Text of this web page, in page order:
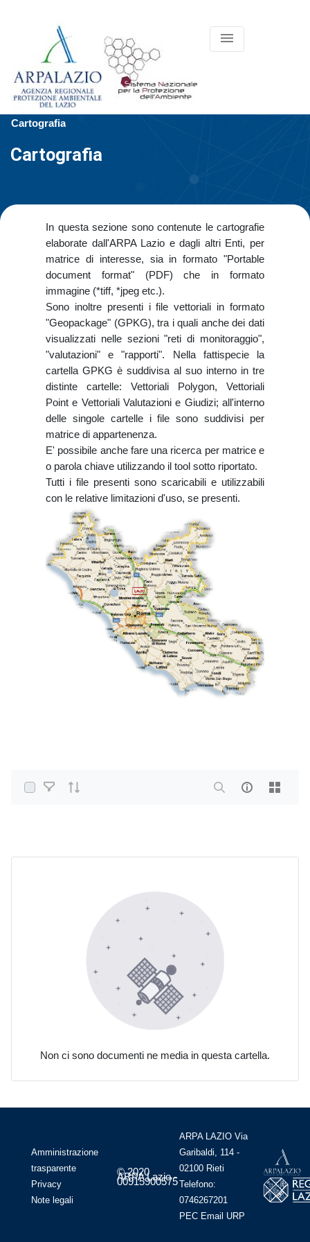
menu
Cartografia
Cartografia
In questa sezione sono contenute le cartografie
elaborate dall'ARPA Lazio e dagli altri Enti, per
matrice di interesse, sia in formato "Portable
document format" (PDF) che in formato
immagine (*tiff, *jpeg etc.).
Sono inoltre presenti i file vettoriali in formato
"Geopackage" (GPKG), tra i quali anche dei dati
visualizzati nelle sezioni "reti di monitoraggio",
"valutazioni" e "rapporti". Nella fattispecie la
cartella GPKG è suddivisa al suo interno in tre
distinte cartelle: Vettoriali Polygon, Vettoriali
Point e Vettoriali Valutazioni e Giudizi; all'interno
delle singole cartelle i file sono suddivisi per
matrice di appartenenza.
E' possibile anche fare una ricerca per matrice e
o parola chiave utilizzando il tool sotto riportato.
Tutti i file presenti sono scaricabili e utilizzabili
con le relative limitazioni d'uso, se presenti.
Select Items
Non ci sono documenti ne media in questa cartella.
Amministrazione
trasparente
Privacy
Note legali
© 2020
ARPA Lazio -
00915900575
ARPA LAZIO Via
Garibaldi, 114 -
02100 Rieti
Telefono:
0746267201
PEC Email URP